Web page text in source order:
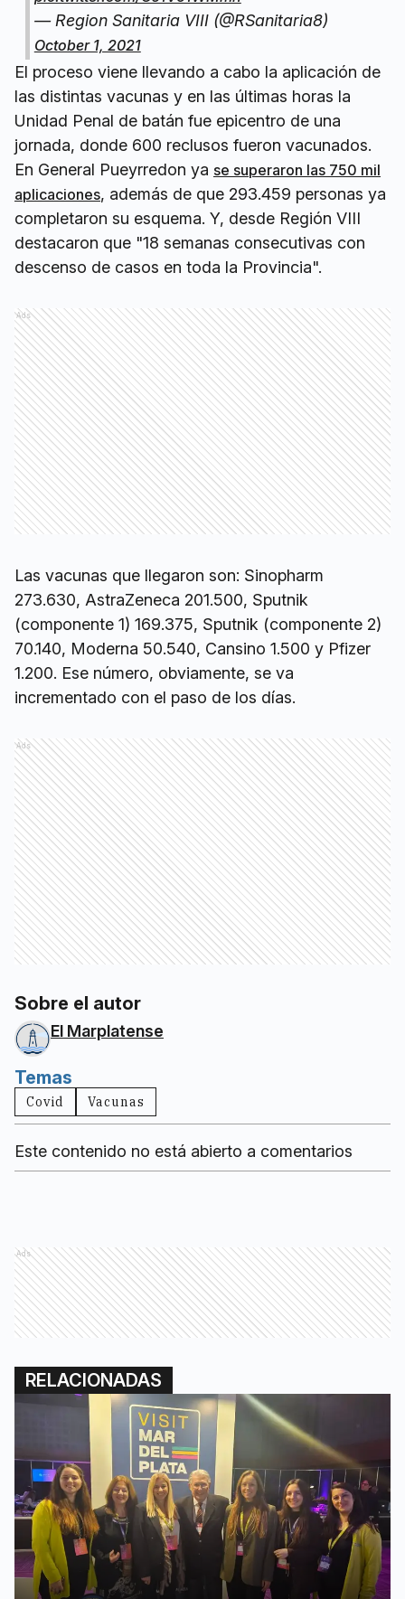
— Region Sanitaria VIII (@RSanitaria8)
October 1, 2021
El proceso viene llevando a cabo la aplicación de
las distintas vacunas y en las últimas horas la
Unidad Penal de batán fue epicentro de una
jornada, donde 600 reclusos fueron vacunados.
En General Pueyrredon ya se superaron las 750 mil
aplicaciones, además de que 293.459 personas ya
completaron su esquema. Y, desde Región VIII
destacaron que "18 semanas consecutivas con
descenso de casos en toda la Provincia".
Ads
Las vacunas que llegaron son: Sinopharm
273.630, AstraZeneca 201.500, Sputnik
(componente 1) 169.375, Sputnik (componente 2)
70.140, Moderna 50.540, Cansino 1.500 y Pfizer
1.200. Ese número, obviamente, se va
incrementado con el paso de los días.
Ads
Sobre el autor
El Marplatense
Temas
Covid Vacunas
Este contenido no está abierto a comentarios
Ads
RELACIONADAS